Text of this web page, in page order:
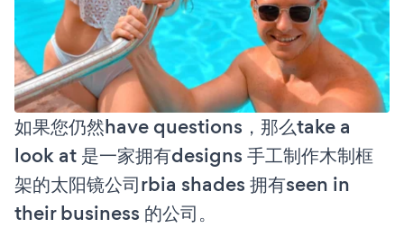
如果您仍然have questions，那么take a
look at 是一家拥有designs 手工制作木制框
架的太阳镜公司rbia shades 拥有seen in
their business 的公司。